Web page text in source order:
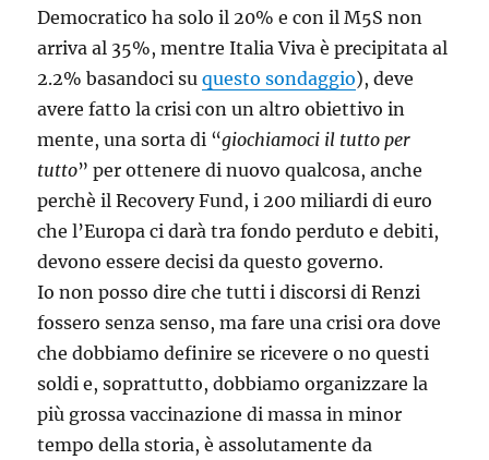
Democratico ha solo il 20% e con il M5S non
arriva al 35%, mentre Italia Viva è precipitata al
2.2% basandoci suquesto sondaggio), deve
avere fatto la crisi con un altro obiettivo in
mente, una sorta di “giochiamoci il tutto per
tutto” per ottenere di nuovo qualcosa, anche
perchè il Recovery Fund, i 200 miliardi di euro
che l’Europa ci darà tra fondo perduto e debiti,
devono essere decisi da questo governo.
Io non posso dire che tutti i discorsi di Renzi
fossero senza senso, ma fare una crisi ora dove
che dobbiamo definire se ricevere o no questi
soldi e, soprattutto, dobbiamo organizzare la
più grossa vaccinazione di massa in minor
tempo della storia, è assolutamente da